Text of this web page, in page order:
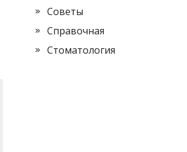
Советы
Справочная
Стоматология